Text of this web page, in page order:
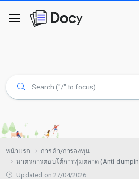
หน้าแรก
การค้า/การลงทุน
มาตรการตอบโต้การทุ่มตลาด (Anti-
Updated on 27/04/2026